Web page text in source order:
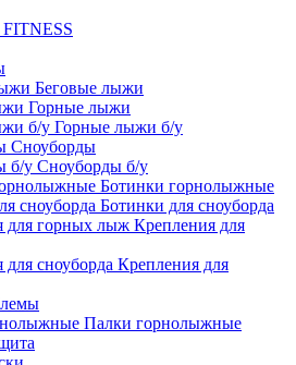
Беговые лыжи
Горные лыжи
Горные лыжи б/у
Сноуборды
Сноуборды б/у
Ботинки горнолыжные
Ботинки для сноуборда
Крепления для
Крепления для
Палки горнолыжные